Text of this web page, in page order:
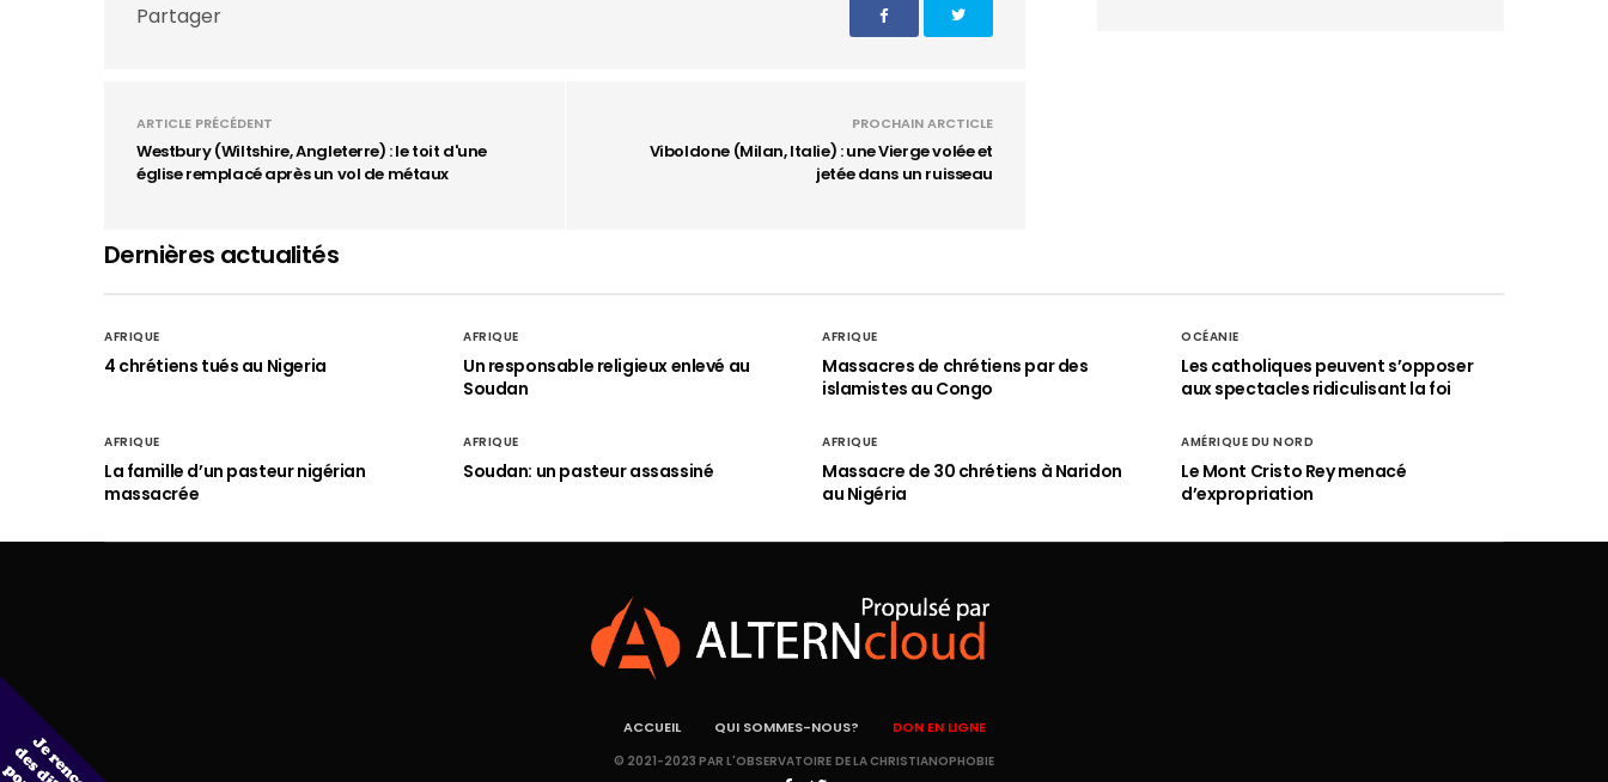
Partager
ARTICLE PRÉCÉDENT
Westbury (Wiltshire, Angleterre) : le toit d'une
église remplacé après un vol de métaux
PROCHAIN ARCTICLE
Viboldone (Milan, Italie) : une Vierge volée et
jetée dans un ruisseau
Dernières actualités
AFRIQUE
4 chrétiens tués au Nigeria
AFRIQUE
Un responsable religieux enlevé au
Soudan
AFRIQUE
Massacres de chrétiens par des
islamistes au Congo
OCÉANIE
Les catholiques peuvent s’opposer
aux spectacles ridiculisant la foi
AFRIQUE
La famille d’un pasteur nigérian
massacrée
AFRIQUE
Soudan: un pasteur assassiné
AFRIQUE
Massacre de 30 chrétiens à Naridon
au Nigéria
AMÉRIQUE DU NORD
Le Mont Cristo Rey menacé
d’expropriation
ACCUEIL QUI SOMMES-NOUS? DON EN LIGNE
© 2021-2023 PAR L'OBSERVATOIRE DE LA CHRISTIANOPHOBIE